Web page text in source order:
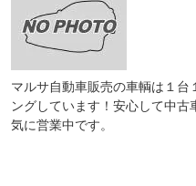
マルサ自動車販売の車輌は１台
ングしています！安心して中
気に営業中です。